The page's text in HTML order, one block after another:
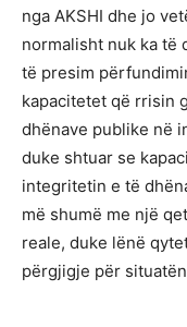
nga AKSHI dhe jo
normalisht nuk ka të
të presim
kapacitetet që rrisin
dhënave publike në
duke shtuar se
integritetin e të
më shumë me një
reale, duke lënë
përgjigje për